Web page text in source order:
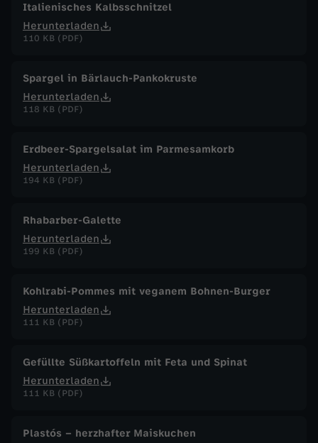
Italienisches Kalbsschnitzel
Herunterladen
110 KB (PDF)
Spargel in Bärlauch-Pankokruste
Herunterladen
118 KB (PDF)
Erdbeer-Spargelsalat im Parmesamkorb
Herunterladen
194 KB (PDF)
Rhabarber-Galette
Herunterladen
199 KB (PDF)
Kohlrabi-Pommes mit veganem Bohnen-Burger
Herunterladen
111 KB (PDF)
Gefüllte Süßkartoffeln mit Feta und Spinat
Herunterladen
111 KB (PDF)
Plastós – herzhafter Maiskuchen